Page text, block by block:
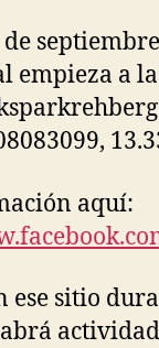
de
empieza a
aquí:
ese sitio